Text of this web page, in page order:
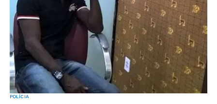
POLÍCIA